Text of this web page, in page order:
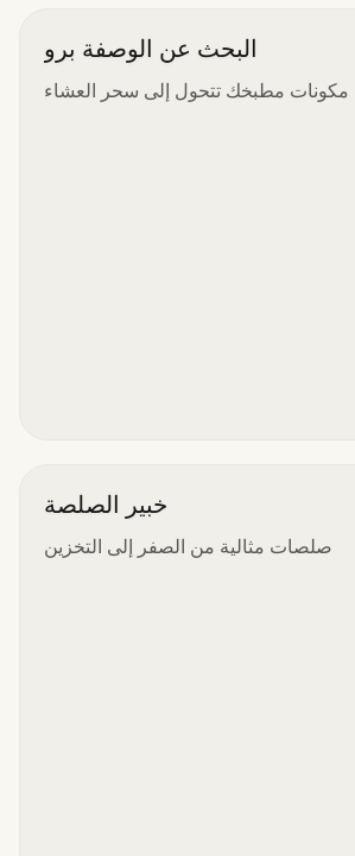
البحث عن الوصفة برو
مكونات مطبخك تتحول إلى سحر العشاء
خبير الصلصة
صلصات مثالية من الصفر إلى التخزين